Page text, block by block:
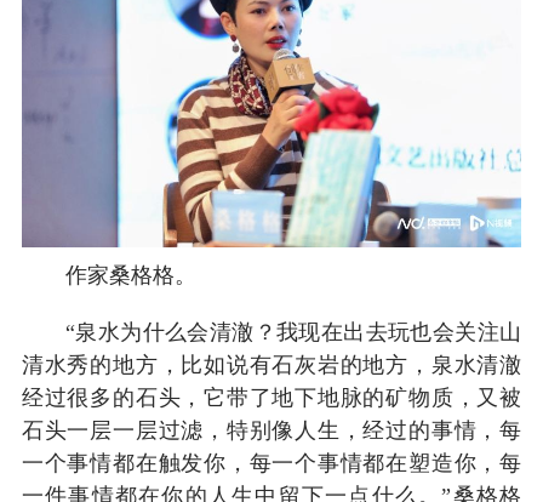
作家桑格格。
“泉水为什么会清澈？我现在出去玩也会关注山
清水秀的地方，比如说有石灰岩的地方，泉水清澈
经过很多的石头，它带了地下地脉的矿物质，又被
石头一层一层过滤，特别像人生，经过的事情，每
一个事情都在触发你，每一个事情都在塑造你，每
一件事情都在你的人生中留下一点什么。”桑格格